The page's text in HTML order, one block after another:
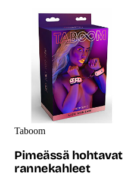
Taboom
Pimeässä hohtavat
rannekahleet